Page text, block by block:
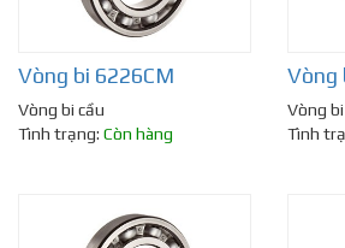
Vòng bi 6226CM
Vòng bi cầu
Tình trạng: Còn hàng
Vòng
Vòng
Tình